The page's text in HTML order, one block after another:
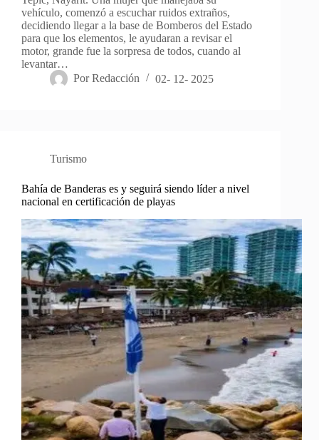
vehículo, comenzó a escuchar ruidos extraños,
decidiendo llegar a la base de Bomberos del Estado
para que los elementos, le ayudaran a revisar el
motor, grande fue la sorpresa de todos, cuando al
levantar…
Por Redacción 02- 12- 2025
Turismo
Bahía de Banderas es y seguirá siendo líder a nivel
nacional en certificación de playas